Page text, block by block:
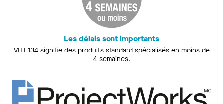
Les délais sont importants
VITE134 signifie des produits standard spécialisés en moins de
4 semaines.